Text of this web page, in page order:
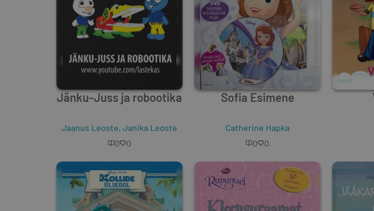
Jänku-Juss ja robootika
Jaanus Leoste, Janika Leoste
0
0
Sofia Esimene
Catherine Hapka
0
0